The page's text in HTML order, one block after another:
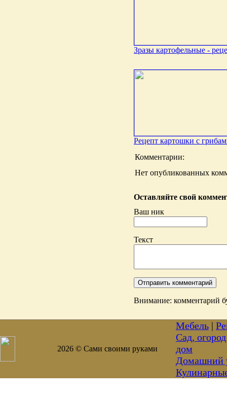
Зразы картофельные -
Рецепт картошки с
Комментарии:
Нет опубликованных
Оставляйте свой
Ваш ник
Текст
Внимание: комментарий
2026 © Сами своими руками
Мебель |
Сад, огород
дом
Домашний